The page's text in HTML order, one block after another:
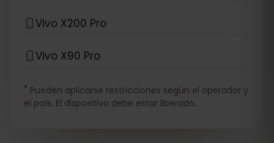
Vivo X200 Pro
Vivo X90 Pro
* Pueden aplicarse restricciones según el operador y
el país. El dispositivo debe estar liberado.